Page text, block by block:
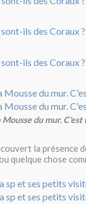
du mur. C'est
la présence
quelque chose